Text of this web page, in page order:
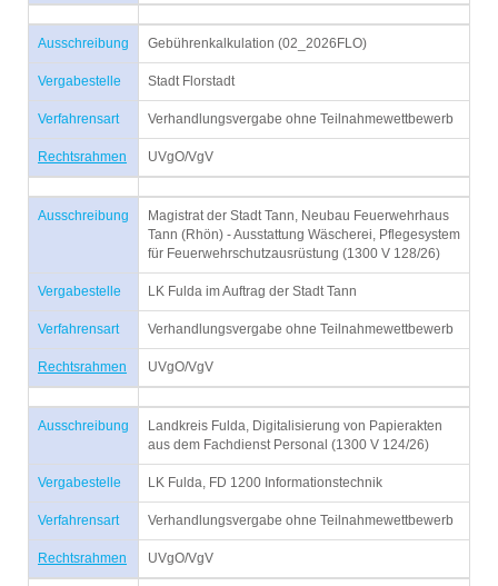
Ausschreibung Gebührenkalkulation (02_2026FLO)
Vergabestelle Stadt Florstadt
Verfahrensart Verhandlungsvergabe ohne Teilnahmewettbewerb
Rechtsrahmen UVgO/VgV
Ausschreibung
Magistrat der Stadt Tann, Neubau Feuerwehrhaus
Tann (Rhön) - Ausstattung Wäscherei, Pflegesystem
für Feuerwehrschutzausrüstung (1300 V 128/26)
Vergabestelle LK Fulda im Auftrag der Stadt Tann
Verfahrensart Verhandlungsvergabe ohne Teilnahmewettbewerb
Rechtsrahmen UVgO/VgV
Ausschreibung
Landkreis Fulda, Digitalisierung von Papierakten
aus dem Fachdienst Personal (1300 V 124/26)
Vergabestelle LK Fulda, FD 1200 Informationstechnik
Verfahrensart Verhandlungsvergabe ohne Teilnahmewettbewerb
Rechtsrahmen UVgO/VgV